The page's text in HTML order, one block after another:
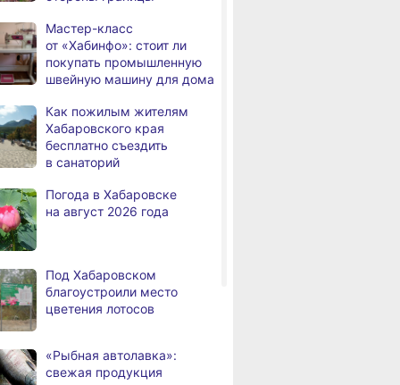
рассчитывать
на компенсацию
при подключении дома
к газу
В Хабаровске из горящей
квартиры на Чехова
эвакуировали 6 человек
Хабаровского края
установился высокий класс
пожарной опасности
Хабаровского края
модернизировали 4G
возрождает
Дальневосточную студию
кинохроники
В команду крупного
издательского дома
Мастер-класс
от «Хабинфо»: стоит ли
покупать промышленную
швейную машину для дома
Как пожилым жителям
Хабаровского края
бесплатно съездить
в санаторий
Погода в Хабаровске
на август 2026 года
Под Хабаровском
благоустроили место
цветения лотосов
«Рыбная автолавка»:
свежая продукция